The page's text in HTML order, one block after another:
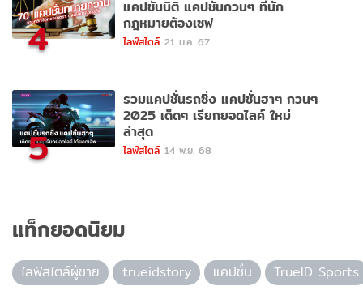
4
แคปชั่นนิติ แคปชั่นกวนๆ ที่นัก
กฎหมายต้องเซฟ
ไลฟ์สไตล์ 21 ม.ค. 67
5
รวมแคปชั่นรถซิ่ง แคปชั่นฮาๆ กวนๆ
2025 เด็ดๆ เรียกยอดไลค์ ใหม่
ล่าสุด
ไลฟ์สไตล์ 14 พ.ย. 68
แท็กยอดนิยม
ไลฟ์สไตล์ผู้ชาย trueidstory แคปชั่น
TrueID Sports